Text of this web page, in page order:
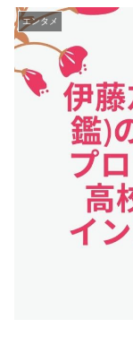
エンタメ